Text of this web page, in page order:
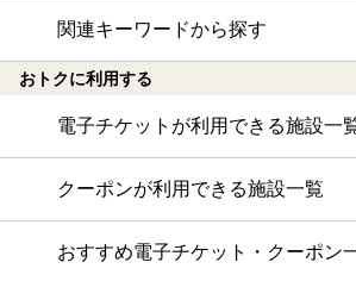
関連キーワードから探す
おトクに利用する
電子チケットが利用できる施設一
クーポンが利用できる施設一覧
おすすめ電子チケット・クーポン